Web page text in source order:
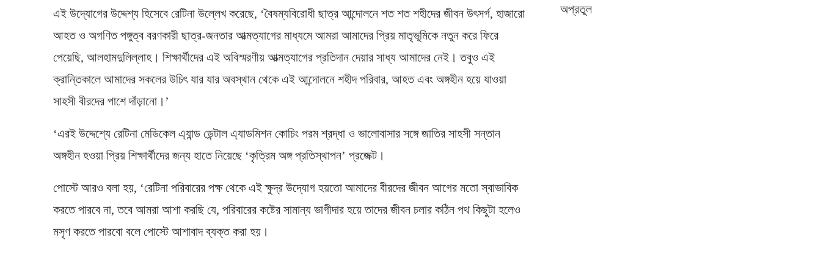
এই উদ্যোগের উদ্দেশ্য হিসেবে রেটিনা উল্লেখ করেছে, ‘বৈষম্যবিরোধী ছাত্র আন্দোলনে শত শত শহীদের জীবন উৎসর্গ, হাজারো
আহত ও অগণিত পঙ্গুত্ব বরণকারী ছাত্র-জনতার আত্মত্যাগের মাধ্যমে আমরা আমাদের প্রিয় মাতৃভূমিকে নতুন করে ফিরে
পেয়েছি, আলহামদুলিল্লাহ। শিক্ষার্থীদের এই অবিস্মরণীয় আত্মত্যাগের প্রতিদান দেয়ার সাধ্য আমাদের নেই। তবুও এই
ক্রান্তিকালে আমাদের সকলের উচিৎ যার যার অবস্থান থেকে এই আন্দোলনে শহীদ পরিবার, আহত এবং অঙ্গহীন হয়ে যাওয়া
সাহসী বীরদের পাশে দাঁড়ানো।’
‘এরই উদ্দেশ্যে রেটিনা মেডিকেল এ্যান্ড ডেন্টাল এ্যাডমিশন কোচিং পরম শ্রদ্ধা ও ভালোবাসার সঙ্গে জাতির সাহসী সন্তান
অঙ্গহীন হওয়া প্রিয় শিক্ষার্থীদের জন্য হাতে নিয়েছে ‘কৃত্রিম অঙ্গ প্রতিস্থাপন’ প্রজেক্ট।
পোস্টে আরও বলা হয়, ‘রেটিনা পরিবারের পক্ষ থেকে এই ক্ষুদ্র উদ্যোগ হয়তো আমাদের বীরদের জীবন আগের মতো স্বাভাবিক
করতে পারবে না, তবে আমরা আশা করছি যে, পরিবারের কষ্টের সামান্য ভাগীদার হয়ে তাদের জীবন চলার কঠিন পথ কিছুটা হলেও
মসৃণ করতে পারবো বলে পোস্টে আশাবাদ ব্যক্ত করা হয়।
অপ্রতুল